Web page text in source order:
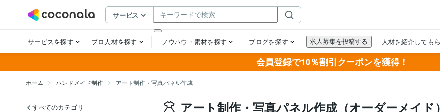
会員登録で10％割引クーポンを獲得！
ホーム ハンドメイド制作 アート制作・写真パネル作成
すべてのカテゴリ
アート制作・写真パネル作成（オーダーメイド）